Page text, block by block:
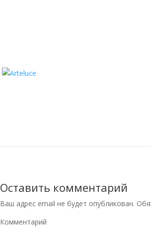
5210 WH (2)
Оставить комментарий
Ваш адрес email не будет опубликован.
Комментарий